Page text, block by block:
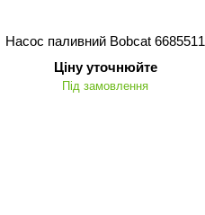
Насос паливний Bobcat 6685511
Ціну уточнюйте
Під замовлення